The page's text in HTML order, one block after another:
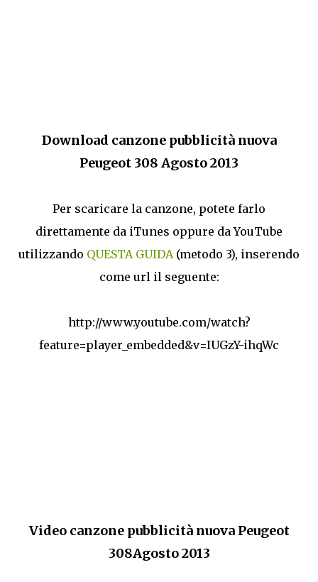
Download canzone pubblicità nuova
Peugeot 308 Agosto 2013
Per scaricare la canzone, potete farlo
direttamente da iTunes oppure da YouTube
utilizzando QUESTA GUIDA (metodo 3), inserendo
come url il seguente:
http://www.youtube.com/watch?
feature=player_embedded&v=IUGzY-ihqWc
Video canzone pubblicità nuova Peugeot
308Agosto 2013